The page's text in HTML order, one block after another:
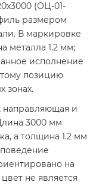
(ОЦ-01-
размером
В маркировке
металла 1.2 мм;
исполнение
позицию
зонах.
направляющая и
3000 мм
а толщина 1.2 мм
на
не является